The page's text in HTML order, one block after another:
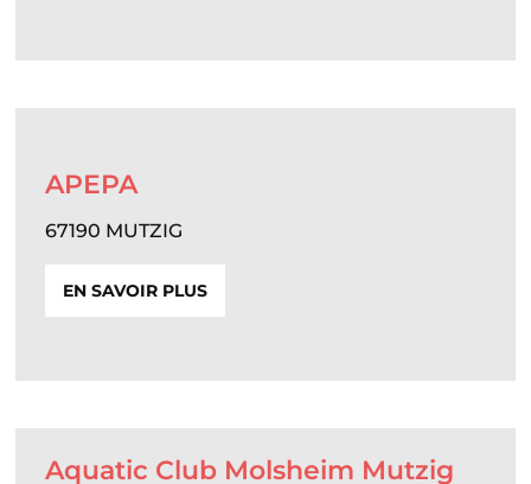
APEPA
67190 MUTZIG
EN SAVOIR PLUS
Aquatic Club Molsheim Mutzig